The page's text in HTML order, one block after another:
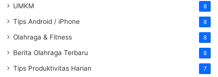
UMKM 8
Tips Android / iPhone 8
Olahraga & Fitness 8
Berita Olahraga Terbaru 8
Tips Produktivitas Harian 7